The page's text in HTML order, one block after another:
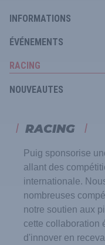
INFORMATIONS
ÉVÉNEMENTS
RACING
NOUVEAUTES
RACING
Puig sponsorise
allant des
internationale.
nombreuses
notre soutien aux
cette collaboration
d'innover en